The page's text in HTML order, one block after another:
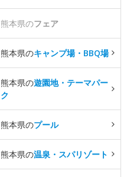
熊本県のフェア
熊本県のキャンプ場・BBQ場
熊本県の遊園地・テーマパー
ク
熊本県のプール
熊本県の温泉・スパリゾート